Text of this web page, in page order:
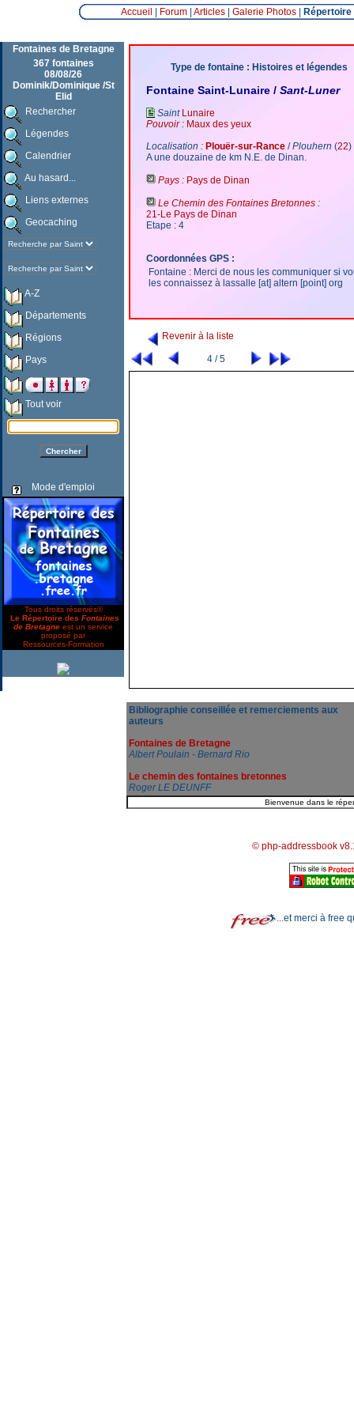
Accueil Forum| Articles| Galerie Photos|
Fontaines de Bretagne
367 fontaines
08/08/26
Dominik/Dominique /St
Elid
Rechercher
Légendes
Calendrier
Au hasard...
Liens externes
Geocaching
A-Z
Départements
Régions
Pays
Tout voir
Mode d'emploi
Tous droits réservés©
Le Répertoire des Fontaines
de Bretagne est un service
proposé par
Ressources-Formation
Type de fontaine : Histoires et légendes
Fontaine Saint-Lunaire / Sant-Luner
Saint Lunaire
Pouvoir : Maux des yeux
Localisation : Plouër-sur-Rance /Plouhern (22)
A une douzaine de km N.E. de Dinan.
Pays : Pays de Dinan
Le Chemin des Fontaines Bretonnes :
21-Le Pays de Dinan
Etape : 4
Coordonnées GPS :
Fontaine : Merci de nous les communiquer si
les connaissez à lassalle [at] altern [point] org
Revenir à la liste
4 / 5
Bibliographie conseillée et remerciements aux
auteurs
Fontaines de Bretagne
Albert Poulain - Bernard Rio
Le chemin des fontaines bretonnes
Roger LE DEUNFF
© php-addressbook
...et merci à free